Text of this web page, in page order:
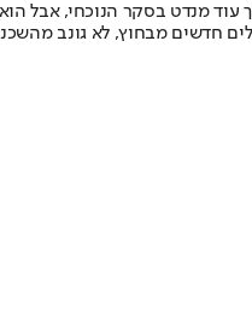
עוד מנדט בסקר הנוכחי, אבל